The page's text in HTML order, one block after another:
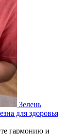
Зелень
для здоровья
гармонию и